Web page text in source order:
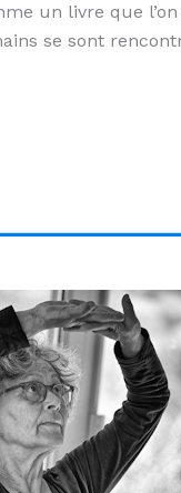
un livre que
se sont